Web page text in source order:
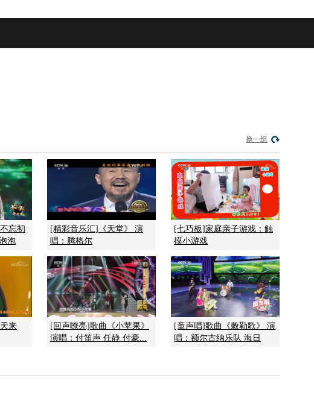
换一组
忘初
泡
[精彩音乐汇]《天堂》 演
唱：腾格尔
[七巧板]家庭亲子游戏：触
摸小游戏
来
[回声嘹亮]歌曲《小苹果》
演唱：付笛声 任静 付豪...
[童声唱]歌曲《敕勒歌》 演
唱：额尔古纳乐队 海日